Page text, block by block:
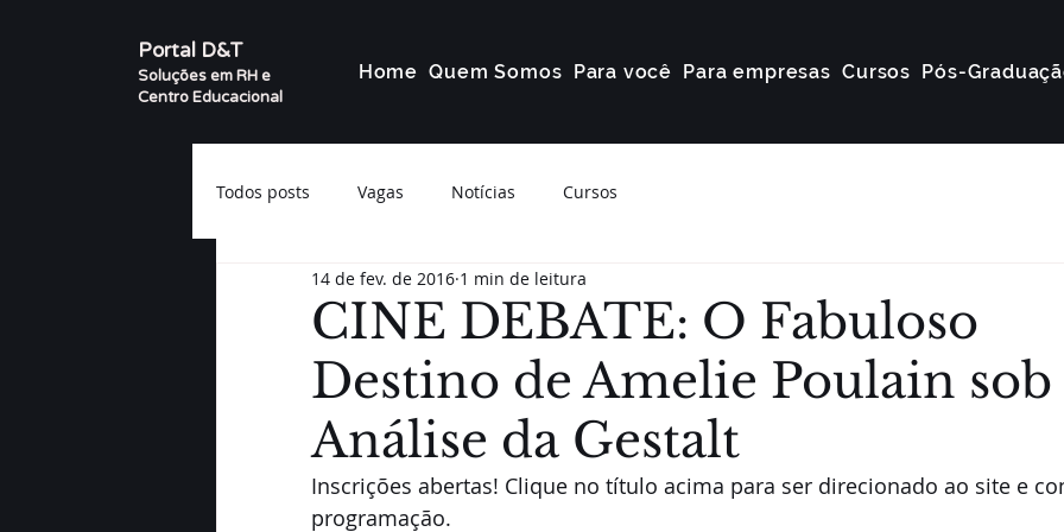
Portal D&T
Soluções em RH e
Centro Educacional
Home Quem Somos Para você Para empresas Cursos Pós-
Todos posts Vagas Notícias Cursos
CINE DEBATE: O Fabuloso
Destino de Amelie Poulain sob
Análise da Gestalt
14 de fev. de 2016 1 min de leitura
Inscrições abertas! Clique no título acima para ser direcionado ao site e
programação.